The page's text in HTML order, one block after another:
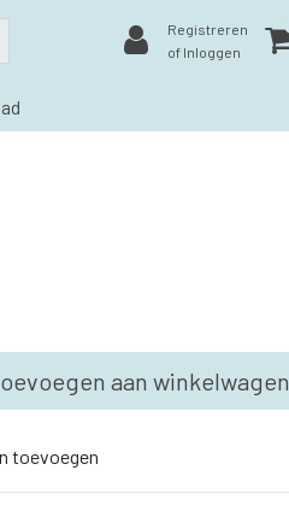
Registreren
of Inloggen
aan winkelwagen
toevoegen